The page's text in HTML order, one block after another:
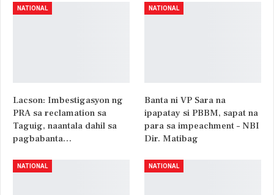
NATIONAL
Lacson: Imbestigasyon ng
PRA sa reclamation sa
Taguig, naantala dahil sa
pagbabanta…
NATIONAL
Banta ni VP Sara na
ipapatay si PBBM, sapat na
para sa impeachment – NBI
Dir. Matibag
NATIONAL NATIONAL